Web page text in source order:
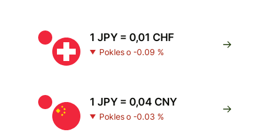
1 JPY = 0,01 CHF
Pokles o -0.09 %
1 JPY = 0,04 CNY
Pokles o -0.03 %